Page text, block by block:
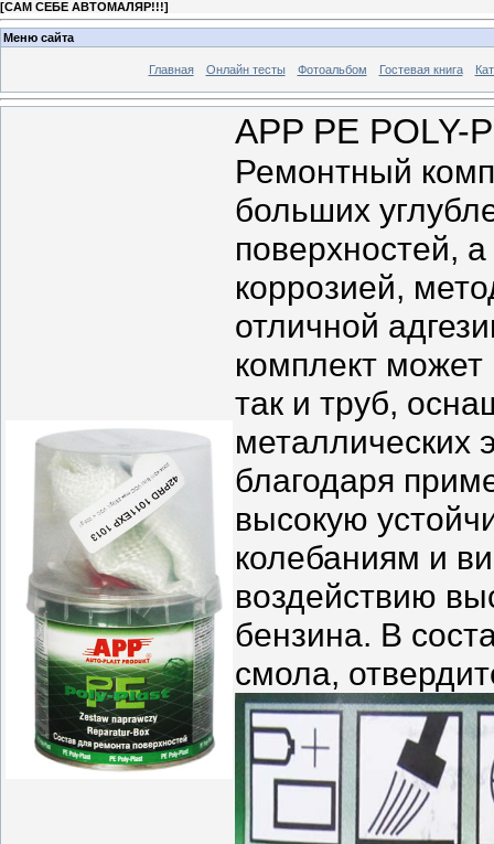
[САМ СЕБЕ АВТОМАЛЯР!!!]
Меню сайта
Главная Онлайн тесты Фотоальбом Гостевая книга
APP РЕ
Ремонтный
больших
поверхностей,
коррозией,
отличной
комплект может
так и труб,
металлических
благодаря
высокую
колебаниям и
воздействию
бензина. В
смола,